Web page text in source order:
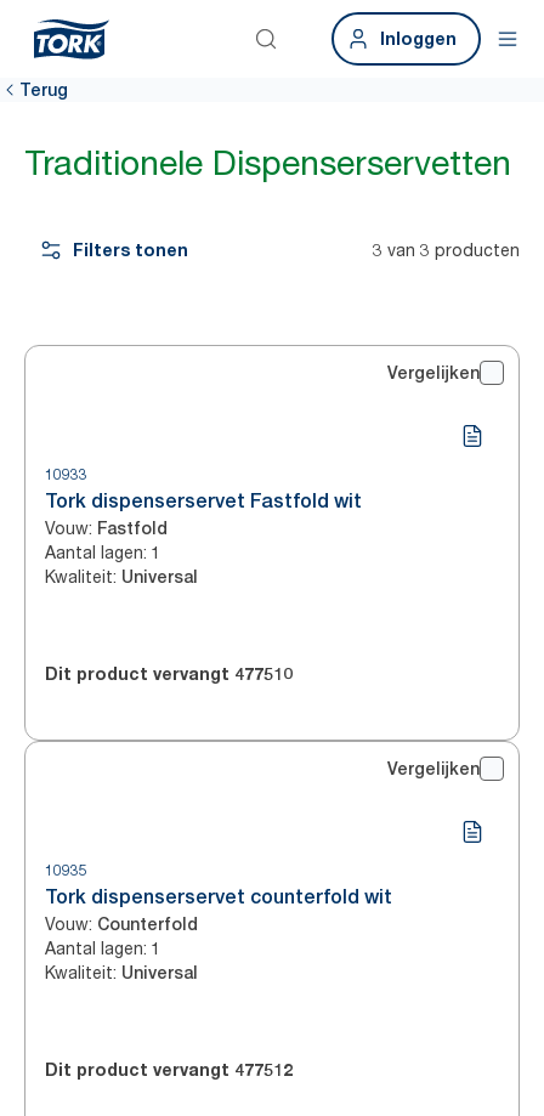
Inloggen
Terug
Traditionele Dispenserservetten
Filters tonen 3 van 3 producten
Vergelijken
10933
Tork dispenserservet Fastfold wit
Vouw: Fastfold
Aantal lagen: 1
Kwaliteit: Universal
Dit product vervangt 477510
Vergelijken
10935
Tork dispenserservet counterfold wit
Vouw: Counterfold
Aantal lagen: 1
Kwaliteit: Universal
Dit product vervangt 477512